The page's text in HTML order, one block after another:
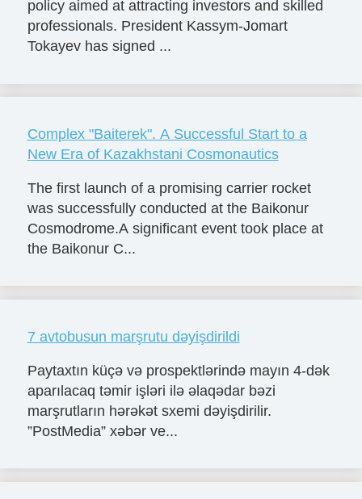
policy aimed at attracting investors and skilled
professionals. President Kassym-Jomart
Tokayev has signed ...
Complex "Baiterek". A Successful Start to a
New Era of Kazakhstani Cosmonautics
The first launch of a promising carrier rocket
was successfully conducted at the Baikonur
Cosmodrome.A significant event took place at
the Baikonur C...
7 avtobusun marşrutu dəyişdirildi
Paytaxtın küçə və prospektlərində mayın 4-dək
aparılacaq təmir işləri ilə əlaqədar bəzi
marşrutların hərəkət sxemi dəyişdirilir.
”PostMedia” xəbər ve...